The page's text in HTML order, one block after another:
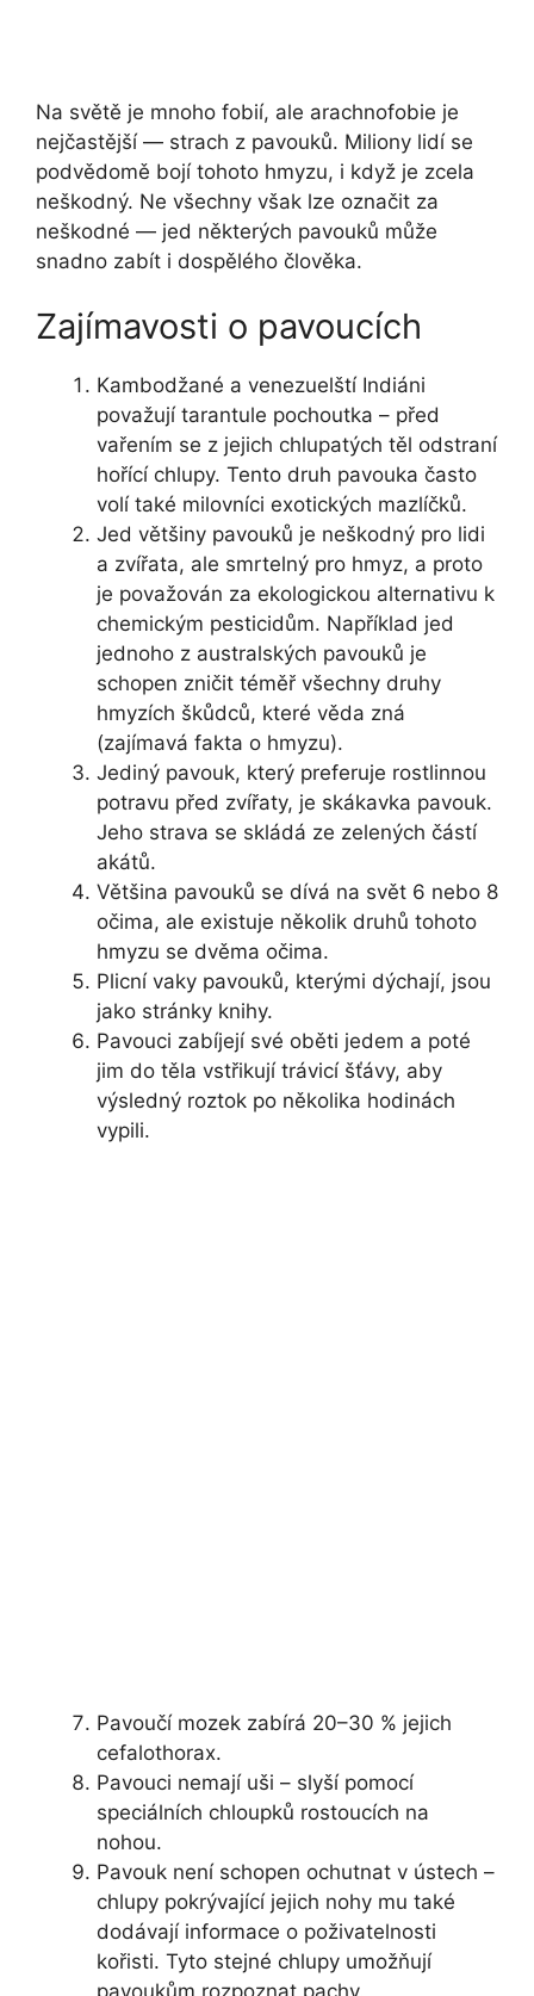
Na světě je mnoho fobií, ale arachnofobie je
nejčastější — strach z pavouků. Miliony lidí se
podvědomě bojí tohoto hmyzu, i když je zcela
neškodný. Ne všechny však lze označit za
neškodné — jed některých pavouků může
snadno zabít i dospělého člověka.
Zajímavosti o pavoucích
Kambodžané a venezuelští Indiáni
považují tarantule pochoutka – před
vařením se z jejich chlupatých těl odstraní
hořící chlupy. Tento druh pavouka často
volí také milovníci exotických mazlíčků.
Jed většiny pavouků je neškodný pro lidi
a zvířata, ale smrtelný pro hmyz, a proto
je považován za ekologickou alternativu k
chemickým pesticidům. Například jed
jednoho z australských pavouků je
schopen zničit téměř všechny druhy
hmyzích škůdců, které věda zná
(zajímavá fakta o hmyzu).
Jediný pavouk, který preferuje rostlinnou
potravu před zvířaty, je skákavka pavouk.
Jeho strava se skládá ze zelených částí
akátů.
Většina pavouků se dívá na svět 6 nebo 8
očima, ale existuje několik druhů tohoto
hmyzu se dvěma očima.
Plicní vaky pavouků, kterými dýchají, jsou
jako stránky knihy.
Pavouci zabíjejí své oběti jedem a poté
jim do těla vstřikují trávicí šťávy, aby
výsledný roztok po několika hodinách
vypili.
Pavoučí mozek zabírá 20–30 % jejich
cefalothorax.
Pavouci nemají uši – slyší pomocí
speciálních chloupků rostoucích na
nohou.
Pavouk není schopen ochutnat v ústech –
chlupy pokrývající jejich nohy mu také
dodávají informace o poživatelnosti
kořisti. Tyto stejné chlupy umožňují